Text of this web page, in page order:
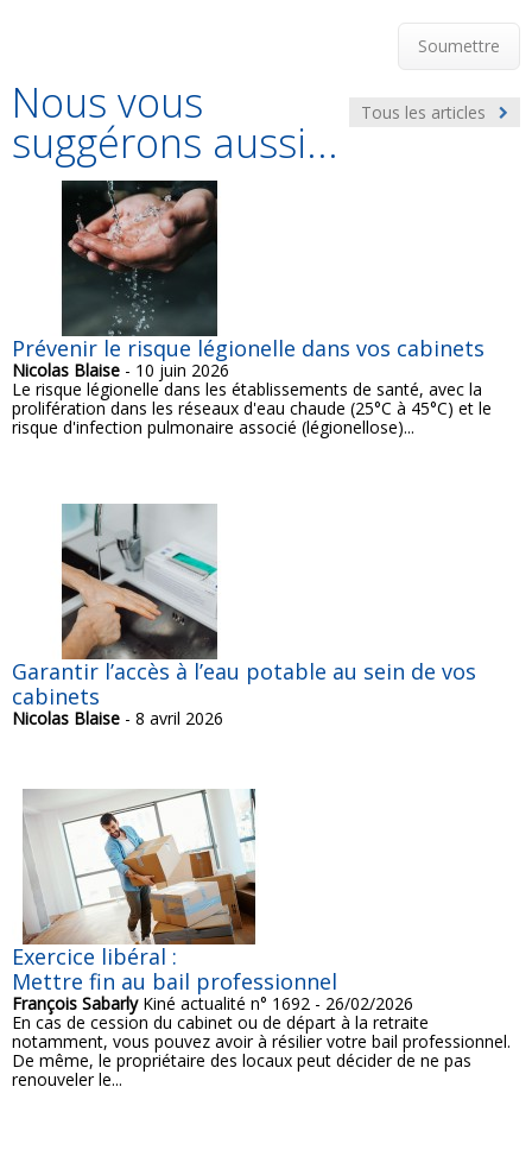
Soumettre
Tous les articles
Nous vous
suggérons aussi...
Prévenir le risque légionelle dans vos cabinets
Nicolas Blaise - 10 juin 2026
Le risque légionelle dans les établissements de santé, avec la
prolifération dans les réseaux d'eau chaude (25°C à 45°C) et le
risque d'infection pulmonaire associé (légionellose)...
Garantir l’accès à l’eau potable au sein de vos
cabinets
Nicolas Blaise - 8 avril 2026
Exercice libéral :
Mettre fin au bail professionnel
François SabarlyKiné actualité n° 1692 - 26/02/2026
En cas de cession du cabinet ou de départ à la retraite
notamment, vous pouvez avoir à résilier votre bail professionnel.
De même, le propriétaire des locaux peut décider de ne pas
renouveler le...